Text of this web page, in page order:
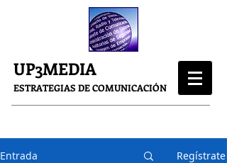
UP3MEDIA
ESTRATEGIAS DE COMUNICACIÓN
Entrada Regístrate